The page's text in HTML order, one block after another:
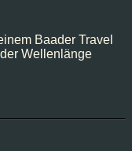
Mai
12
Baader Travel
Wellenlänge